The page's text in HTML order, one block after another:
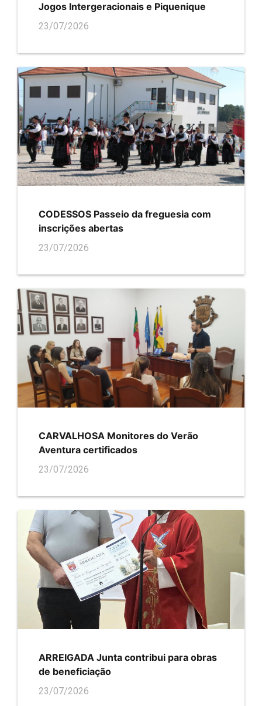
Jogos Intergeracionais e Piquenique
23/07/2026
CODESSOS Passeio da freguesia com
inscrições abertas
23/07/2026
CARVALHOSA Monitores do Verão
Aventura certificados
23/07/2026
ARREIGADA Junta contribui para obras
de beneficiação
23/07/2026